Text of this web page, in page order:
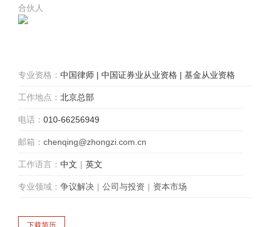
合伙人
专业资格： 中国律师 | 中国证券业从业资格 | 基金从业资格
工作地点： 北京总部
电话： 010-66256949
邮箱： chenqing@zhongzi.com.cn
工作语言： 中文 | 英文
专业领域： 争议解决 | 公司与投资 | 资本市场